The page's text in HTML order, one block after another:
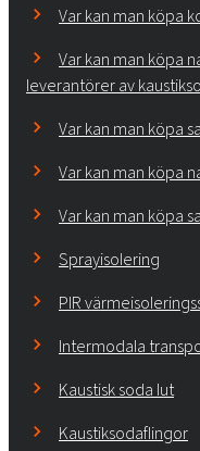
Var kan man köpa
Var kan man köpa
leverantörer av
Var kan man köpa
Var kan man köpa
Var kan man köpa
Sprayisolering
PIR
Intermodala
Kaustisk soda lut
Kaustiksodaflingor